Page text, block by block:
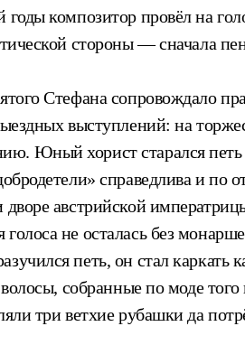
композитор провёл на
стороны — сначала
Стефана сопровождало
выступлений: на
Юный хорист старался
справедлива и по
дворе австрийской
не осталась без
петь, он стал
собранные по моде
три ветхие рубашки да